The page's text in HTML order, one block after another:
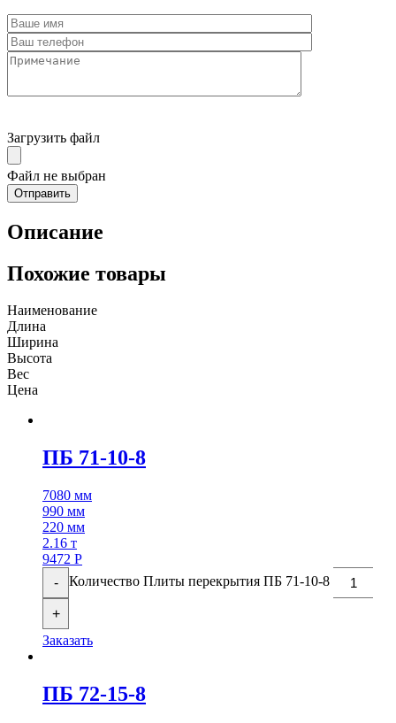
Загрузить файл
Файл не выбран
Описание
Похожие товары
Наименование
Длина
Ширина
Высота
Вес
Цена
ПБ 71-10-8
7080 мм
990 мм
220 мм
2.16 т
9472 Р
-
Количество Плиты перекрытия ПБ 71-10-8
+
Заказать
ПБ 72-15-8